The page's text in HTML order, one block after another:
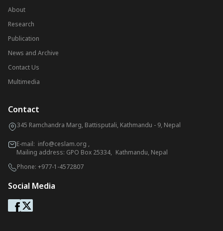
About
Research
Publication
News and Archive
Contact Us
Multimedia
Contact
345 Ramchandra Marg, Battisputali, Kathmandu - 9, Nepal
E-mail: info@ceslam.org ,
Mailing address: GPO Box 25334, Kathmandu, Nepal
Phone: +977-1-4572807
Social Media